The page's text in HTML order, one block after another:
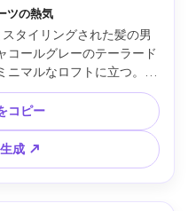
ツの熱気
タイリングされた髪の男
コールグレーのテーラード
マルなロフトに立つ。リ
Sony A7IV 50mm f/1.8 ボ
構成された色気、リアルな
コントラスト、鮮明なディ
ゾ --ar 4:5
コピー
成 ↗